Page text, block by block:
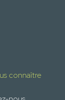
connaître